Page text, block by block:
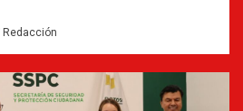
Redacción